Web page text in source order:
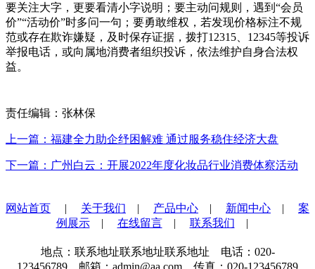
要关注大字，更要看清小字说明；要主动问规则，遇到“会员
价”“活动价”时多问一句；要勇敢维权，若发现价格标注不规
范或存在欺诈嫌疑，及时保存证据，拨打12315、12345等投诉
举报电话，或向属地消费者组织投诉，依法维护自身合法权
益。
责任编辑：张林保
上一篇：福建全力助企纾困解难 通过服务稳住经济大盘
下一篇：广州白云：开展2022年度化妆品行业消费体察活动
网站首页 | 关于我们 | 产品中心 | 新闻中心 | 案
例展示| 在线留言| 联系我们 |
地点：联系地址联系地址联系地址 电话：020-
123456789 邮箱：admin@aa.com 传真：020-123456789